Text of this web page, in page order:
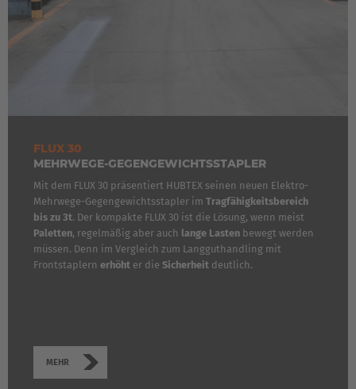
EUROPE
Česká republika
Cesko
FLUX 30
MEHRWEGE-GEGENGEWICHTSSTAPLER
Mit dem FLUX 30 präsentiert HUBTEX seinen neuen Elektro-
Mehrwege-Gegengewichtsstapler im Tragfähigkeitsbereich
bis zu 3t. Der kompakte FLUX 30 ist die Lösung, wenn meist
Paletten, regelmäßig aber auch lange Lasten bewegt werden
müssen. Denn im Vergleich zum Langguthandling mit
Frontstaplern erhöht er die Sicherheit deutlich.
MEHR